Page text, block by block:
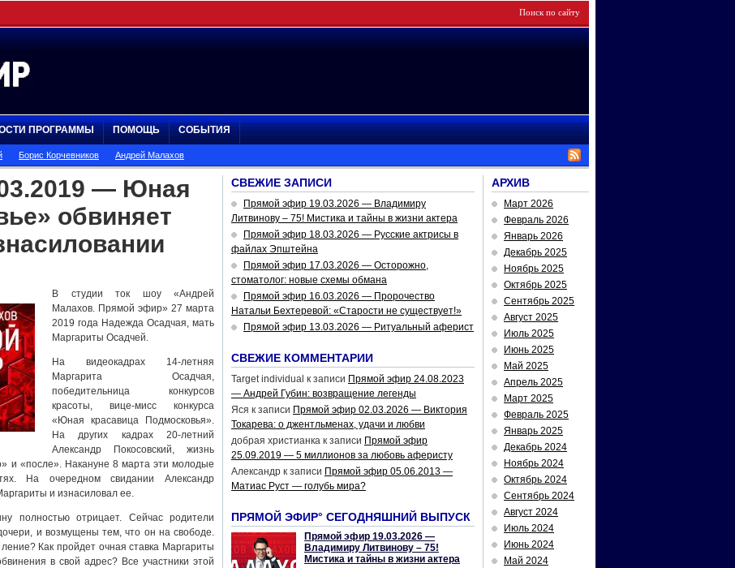
ПРОГРАММЫ ПОМОЩЬ СОБЫТИЯ
Борис Корчевников Андрей Малахов
— Юная
обвиняет
В студии ток шоу «Андрей
Малахов. Прямой эфир» 27 марта
2019 года Надежда Осадчая, мать
Маргариты Осадчей.
На видеокадрах 14-летняя
Маргарита Осадчая,
победительница конкурсов
красоты, вице-мисс конкурса
«Юная красавица Подмосковья».
На других кадрах 20-летний
Александр Покосовский, жизнь
и «после». Накануне 8 марта эти молодые
На очередном свидании Александр
и изнасиловал ее.
полностью отрицает. Сейчас родители
и возмущены тем, что он на свободе.
Как пройдет очная ставка Маргариты
в свой адрес? Все участники этой
СВЕЖИЕ ЗАПИСИ
Прямой эфир 19.03.2026 — Владимиру
Литвинову – 75! Мистика и тайны в жизни актера
Прямой эфир 18.03.2026 — Русские актрисы в
файлах Эпштейна
Прямой эфир 17.03.2026 — Осторожно,
стоматолог: новые схемы обмана
Прямой эфир 16.03.2026 — Пророчество
Натальи Бехтеревой: «Старости не существует!»
Прямой эфир 13.03.2026 — Ритуальный аферист
СВЕЖИЕ КОММЕНТАРИИ
Target individual к записи Прямой эфир 24.08.2023
— Андрей Губин: возвращение легенды
Яся к записи Прямой эфир 02.03.2026 — Виктория
Токарева: о джентльменах, удачи и любви
добрая христианка к записи Прямой эфир
25.09.2019 — 5 миллионов за любовь аферисту
Александр к записи Прямой эфир 05.06.2013 —
Матиас Руст — голубь мира?
ПРЯМОЙ ЭФИР° СЕГОДНЯШНИЙ ВЫПУСК
Прямой эфир 19.03.2026 —
Владимиру Литвинову – 75!
Мистика и тайны в жизни актера
АРХИВ
Март 2026
Февраль 2026
Январь 2026
Декабрь 2025
Ноябрь 2025
Октябрь 2025
Сентябрь 2025
Август 2025
Июль 2025
Июнь 2025
Май 2025
Апрель 2025
Март 2025
Февраль 2025
Январь 2025
Декабрь 2024
Ноябрь 2024
Октябрь 2024
Сентябрь 2024
Август 2024
Июль 2024
Июнь 2024
Май 2024